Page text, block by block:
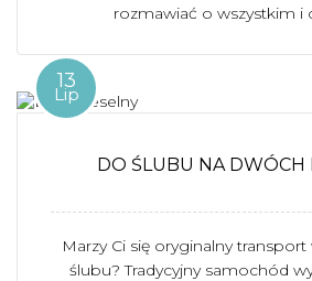
rozmawiać o wszystkim i
13
Lip
DO ŚLUBU NA DWÓCH
Marzy Ci się oryginalny
ślubu? Tradycyjny samochód